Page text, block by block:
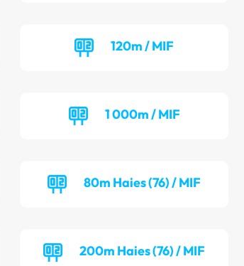
120m / MIF
1 000m / MIF
80m Haies (76) / MIF
200m Haies (76) / MIF